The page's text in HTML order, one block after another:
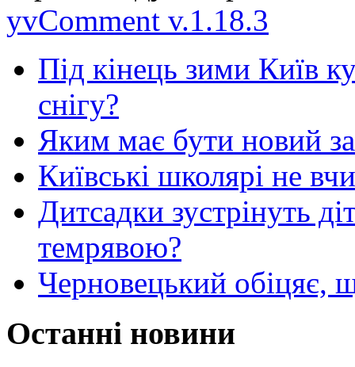
yvComment v.1.18.3
Під кінець зими Київ
снігу?
Яким має бути новий
Київські школярі не
Дитсадки зустрінуть
темрявою?
Черновецький обіцяє,
Останні новини